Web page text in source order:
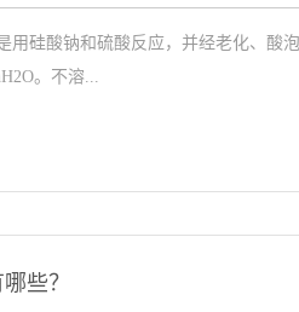
硅酸钠和硫酸反应，并经老化、酸
。不溶...
些？